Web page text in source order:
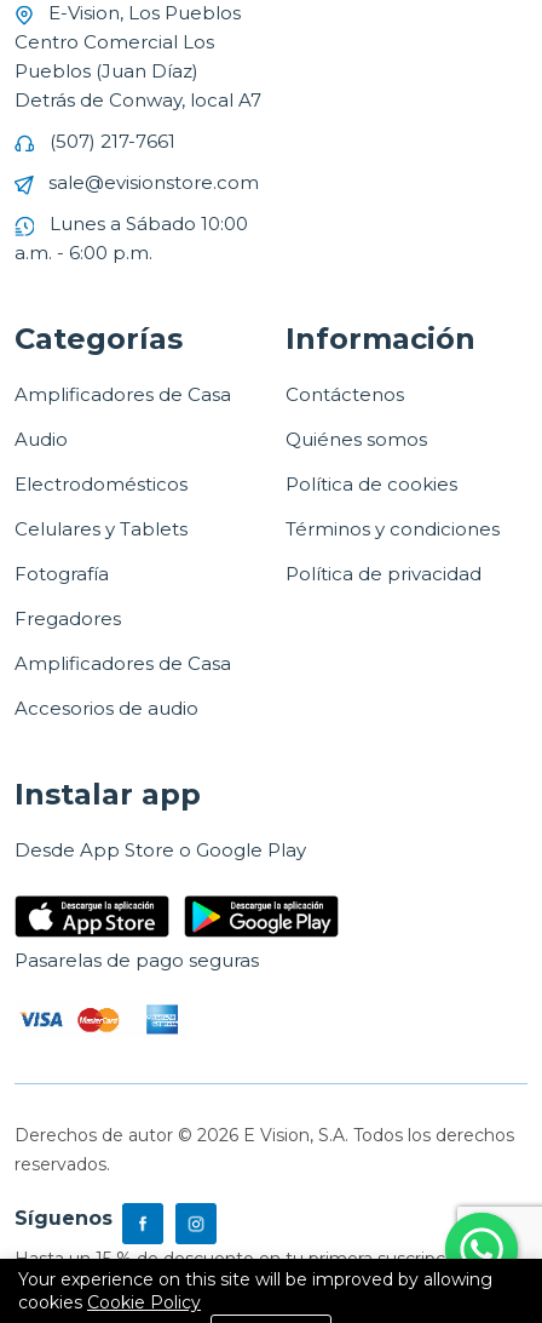
E-Vision, Los Pueblos
Centro Comercial Los
Pueblos (Juan Díaz)
Detrás de Conway, local A7
(507) 217-7661
sale@evisionstore.com
Lunes a Sábado 10:00
a.m. - 6:00 p.m.
Categorías
Amplificadores de Casa
Audio
Electrodomésticos
Celulares y Tablets
Fotografía
Fregadores
Amplificadores de Casa
Accesorios de audio
Información
Contáctenos
Quiénes somos
Política de cookies
Términos y condiciones
Política de privacidad
Instalar app
Desde App Store o Google Play
Pasarelas de pago seguras
Derechos de autor © 2026 E Vision, S.A. Todos los derechos
reservados.
Síguenos
Hasta un 15 % de descuento en tu primera suscripción
Your experience on this site will be improved by allowing
cookies Cookie Policy